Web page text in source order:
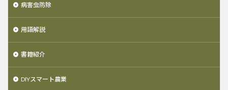
病害虫防除
用語解説
書籍紹介
DIYスマート農業